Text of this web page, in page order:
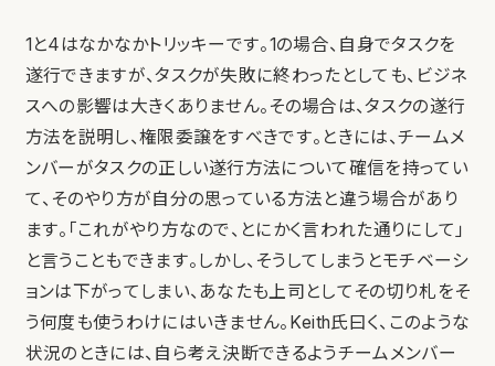
1と4はなかなかトリッキーです。1の場合、自身でタスクを
遂行できますが、タスクが失敗に終わったとしても、ビジネ
スへの影響は大きくありません。その場合は、タスクの遂行
方法を説明し、権限委譲をすべきです。ときには、チームメ
ンバーがタスクの正しい遂行方法について確信を持ってい
て、そのやり方が自分の思っている方法と違う場合があり
ます。「これがやり方なので、とにかく言われた通りにして」
と言うこともできます。しかし、そうしてしまうとモチベーシ
ョンは下がってしまい、あなたも上司としてその切り札をそ
う何度も使うわけにはいきません。Keith氏曰く、このような
状況のときには、自ら考え決断できるようチームメンバー